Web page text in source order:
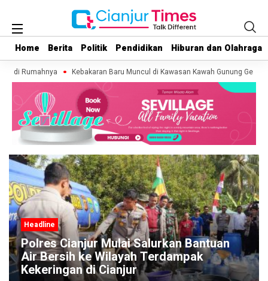
Home Berita Politik Pendidikan Hiburan dan Olahraga
Home Berita Politik Pendidikan Hiburan dan Olahraga
di Rumahnya Kebakaran Baru Muncul di Kawasan Kawah Gunung Gede,
Headline
Kunker ke Cianjur, Cak Imin Luncurkan
Gerakan 10 Ribu MCK dan Lepas 357